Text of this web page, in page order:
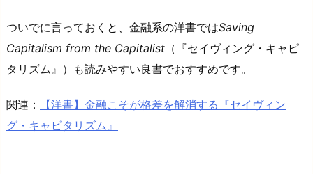
ついでに言っておくと、金融系の洋書ではSaving
Capitalism from the Capitalist （『セイヴィング・キャピ
タリズム』）も読みやすい良書でおすすめです。
関連：
【洋書】金融こそが格差を解消する『セイヴィン
グ・キャピタリズム』